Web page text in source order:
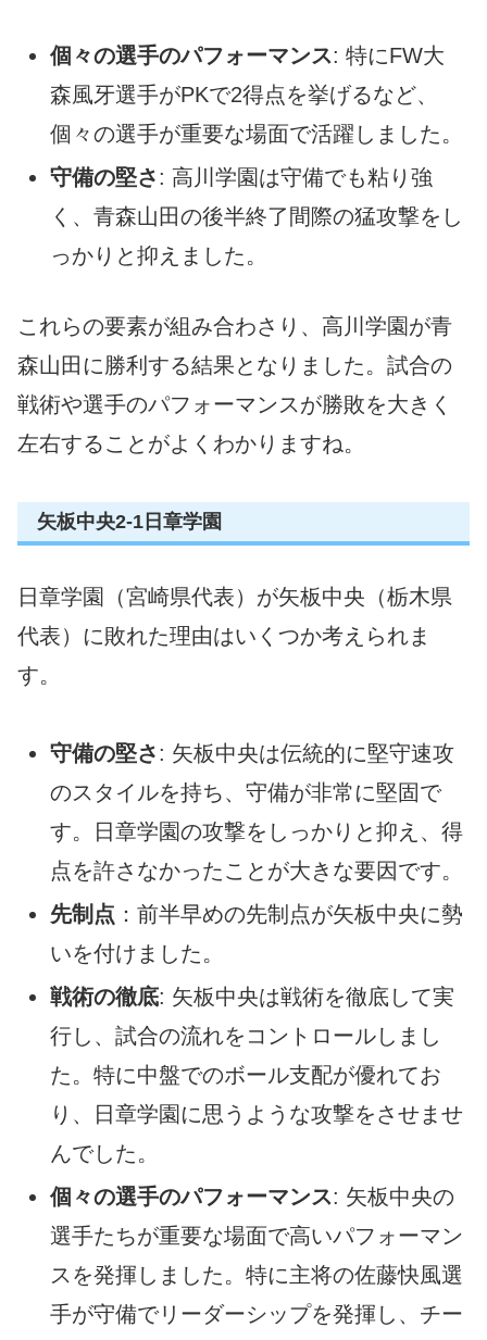
個々の選手のパフォーマンス: 特にFW大
森風牙選手がPKで2得点を挙げるなど、
個々の選手が重要な場面で活躍しました。
守備の堅さ: 高川学園は守備でも粘り強
く、青森山田の後半終了間際の猛攻撃をし
っかりと抑えました。
これらの要素が組み合わさり、高川学園が青
森山田に勝利する結果となりました。試合の
戦術や選手のパフォーマンスが勝敗を大きく
左右することがよくわかりますね。
矢板中央2-1日章学園
日章学園（宮崎県代表）が矢板中央（栃木県
代表）に敗れた理由はいくつか考えられま
す。
守備の堅さ: 矢板中央は伝統的に堅守速攻
のスタイルを持ち、守備が非常に堅固で
す。日章学園の攻撃をしっかりと抑え、得
点を許さなかったことが大きな要因です。
先制点 ：前半早めの先制点が矢板中央に勢
いを付けました。
戦術の徹底: 矢板中央は戦術を徹底して実
行し、試合の流れをコントロールしまし
た。特に中盤でのボール支配が優れてお
り、日章学園に思うような攻撃をさせませ
んでした。
個々の選手のパフォーマンス: 矢板中央の
選手たちが重要な場面で高いパフォーマン
スを発揮しました。特に主将の佐藤快風選
手が守備でリーダーシップを発揮し、チー